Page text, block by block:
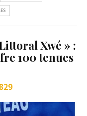
Xwé » :
100 tenues
829